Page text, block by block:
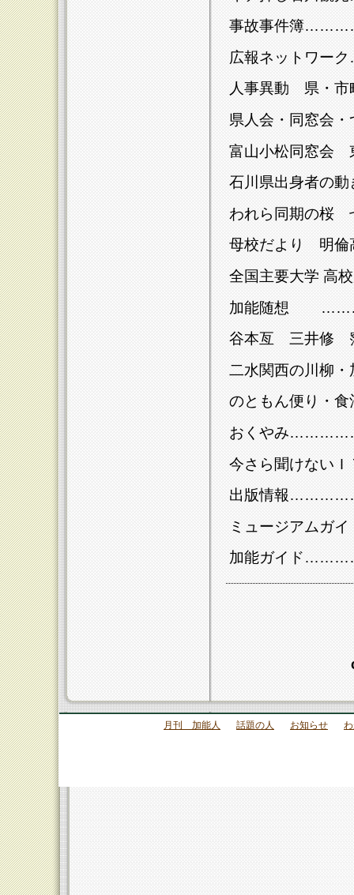
事故事件簿
広報ネット
人事異動 県・
県人会・同
富山小松同窓会
石川県出身
われら同期の
母校だより 明
全国主要大学
加能随想
谷本亙 三井修
二水関西の川
のともん便り
おくやみ
今さら聞けな
出版情報
ミュージア
加能ガイド
月刊 加能人 話題の人 お知らせ